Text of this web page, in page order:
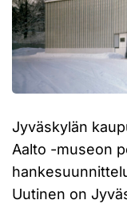
Jyväskylän
Aalto -museon
Uutinen on